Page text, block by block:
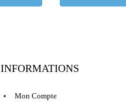
INFORMATIONS
Mon Compte